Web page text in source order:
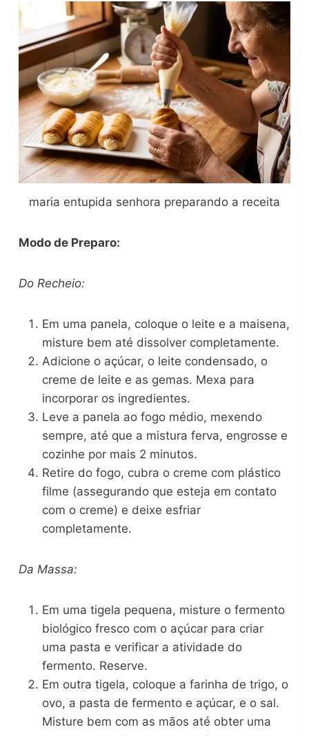
maria entupida senhora preparando a receita
Modo de Preparo:
Do Recheio:
Em uma panela, coloque o leite e a maisena,
misture bem até dissolver completamente.
Adicione o açúcar, o leite condensado, o
creme de leite e as gemas. Mexa para
incorporar os ingredientes.
Leve a panela ao fogo médio, mexendo
sempre, até que a mistura ferva, engrosse e
cozinhe por mais 2 minutos.
Retire do fogo, cubra o creme com plástico
filme (assegurando que esteja em contato
com o creme) e deixe esfriar
completamente.
Da Massa:
Em uma tigela pequena, misture o fermento
biológico fresco com o açúcar para criar
uma pasta e verificar a atividade do
fermento. Reserve.
Em outra tigela, coloque a farinha de trigo, o
ovo, a pasta de fermento e açúcar, e o sal.
Misture bem com as mãos até obter uma